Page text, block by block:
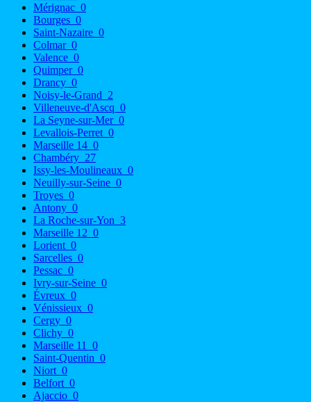
Mérignac 0
Bourges 0
Saint-Nazaire 0
Colmar 0
Valence 0
Quimper 0
Drancy 0
Noisy-le-Grand 2
Villeneuve-d'Ascq 0
La Seyne-sur-Mer 0
Levallois-Perret 0
Marseille 14 0
Chambéry 27
Issy-les-Moulineaux 0
Neuilly-sur-Seine 0
Troyes 0
Antony 0
La Roche-sur-Yon 3
Marseille 12 0
Lorient 0
Sarcelles 0
Pessac 0
Ivry-sur-Seine 0
Évreux 0
Vénissieux 0
Cergy 0
Clichy 0
Marseille 11
0
Saint-Quentin 0
Niort 0
Belfort 0
Ajaccio 0